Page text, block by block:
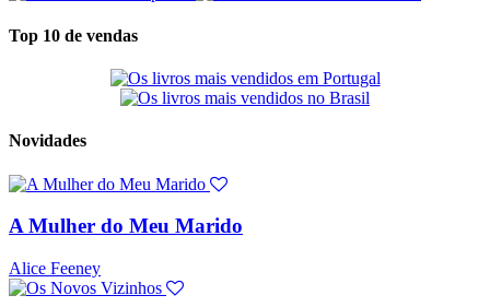
Top 10 de vendas
Novidades
A Mulher do Meu Marido
Alice Feeney